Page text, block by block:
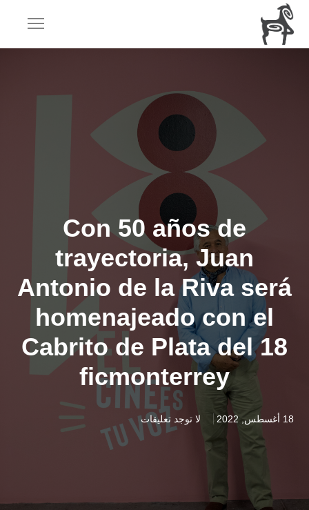
Con 50 años de
trayectoria, Juan
Antonio de la Riva será
homenajeado con el
Cabrito de Plata del 18
ficmonterrey
18 أغسطس, 2022 لا توجد تعليقات